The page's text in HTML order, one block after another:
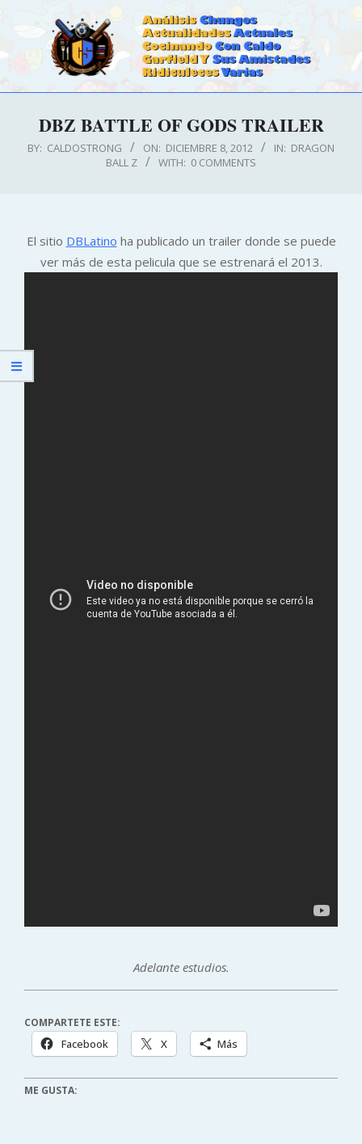
CALDOSTRONG.COM
Navigation
Menu
DBZ BATTLE OF GODS TRAILER
BY: CALDOSTRONG ON: DICIEMBRE 8, 2012 IN: DRAGON
BALL Z
WITH: 0 COMMENTS
El sitio DBLatino ha publicado un trailer donde se puede
ver más de esta pelicula que se estrenará el 2013.
Adelante estudios.
COMPARTETE ESTE:
Facebook X Más
ME GUSTA: